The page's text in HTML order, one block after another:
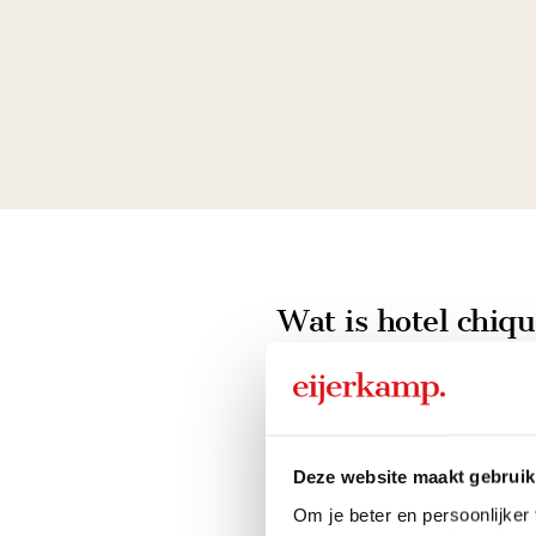
Deze website maakt
Om je beter en
Wat is hotel
Hotel chique is een